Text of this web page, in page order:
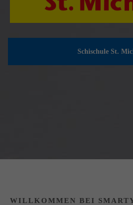
Schischule St.
WILLKOMMEN BEI